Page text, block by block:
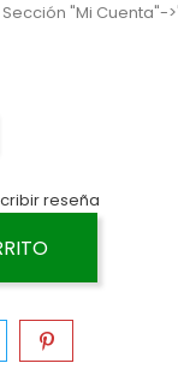
"Mi Cuenta"-
reseña